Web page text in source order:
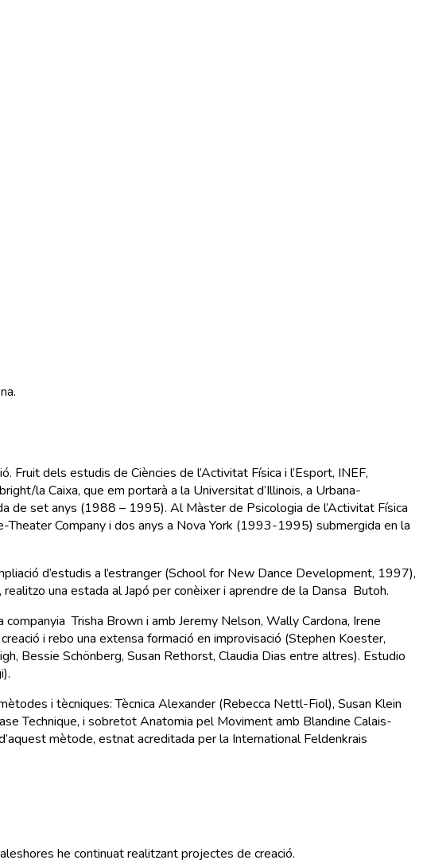
dels estudis de Ciències de l’Activitat Física i l’Esport, INEF,
la Caixa, que em portarà a la Universitat d’Illinois, a Urbana-
de set anys (1988 – 1995). Al Màster de Psicologia de l’Activitat Física
Company i dos anys a Nova York (1993-1995) submergida en la
d’estudis a l’estranger (School for New Dance Development, 1997),
una estada al Japó per conèixer i aprendre de la Dansa Butoh.
Trisha Brown i amb Jeremy Nelson, Wally Cardona, Irene
i rebo una extensa formació en improvisació (Stephen Koester,
Bessie Schönberg, Susan Rethorst, Claudia Dias entre altres). Estudio
i tècniques: Tècnica Alexander (Rebecca Nettl-Fiol), Susan Klein
Technique, i sobretot Anatomia pel Moviment amb Blandine Calais-
mètode, estnat acreditada per la International Feldenkrais
he continuat realitzant projectes de creació.